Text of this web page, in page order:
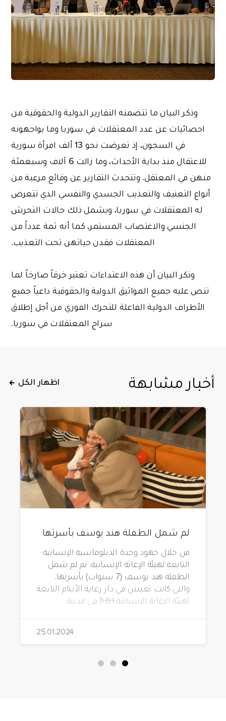
وذكر البيان ما تتضمنه التقارير الدولية والحقوقية من
احصائيات عن عدد المعتقلات في سوريا وما يواجهونه
في السجون، إذ تعرضت نحو 13 ألف امرأة سورية
للاعتقال منذ بداية الأحداث، وما زالت 6 آلاف وسبعمئة
منهن في المعتقل. وتتحدث التقارير عن وقائع مرعبة من
أنواع التعنيف والتعذيب الجسدي والنفسي الذي تتعرض
له المعتقلات في سوريا، ويشمل ذلك حالات التحرش
الجنسي والاغتصاب المستمر، كما أنه ثمة عدداً من
المعتقلات فقدن حياتهن تحت التعذيب.
وذكر البيان أن هذه الاعتداءات تعتبر خرقاً صارخاً لما
تنص عليه جميع المواثيق الدولية والحقوقية داعياً جميع
الأطراف الدولية الفاعلة للتحرك الفوري من أجل إطلاق
سراح المعتقلات في سوريا.
أخبار مشابهة اظهار الكل
لم شمل الطفلة هند يوسف بأسرتها
من خلال جهود وحدة الدبلوماسية الإنسانية
التابعة لهيئة الإغاثة الإنسانية، تم لم شمل
الطفلة هند يوسف (7 سنوات) بأسرتها،
والتي كانت تعيش في دار رعاية الأيتام التابعة
لهيئة الإغاثة الإنسانية İHH في مدينة
25.01.2024